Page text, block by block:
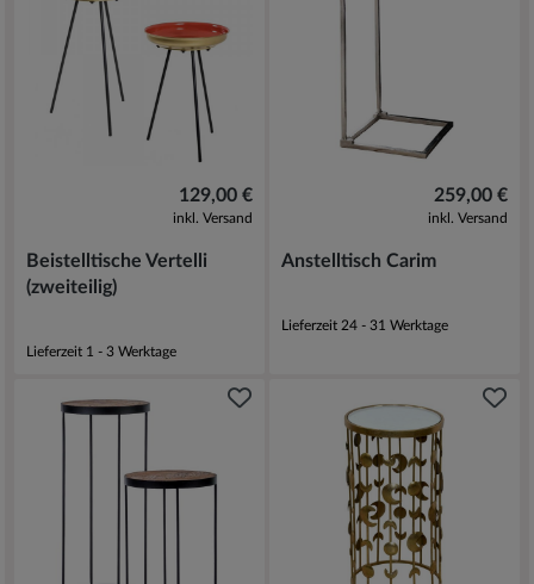
129,00 €
inkl. Versand
Beistelltische Vertelli
(zweiteilig)
Lieferzeit 1 - 3 Werktage
259,00 €
inkl. Versand
Anstelltisch Carim
Lieferzeit 24 - 31 Werktage